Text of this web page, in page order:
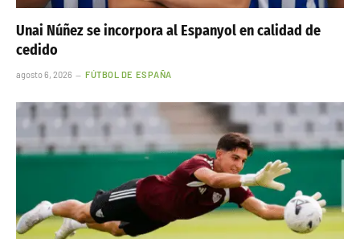
Unai Núñez se incorpora al Espanyol en calidad de
cedido
agosto 6, 2026 FÚTBOL DE ESPAÑA